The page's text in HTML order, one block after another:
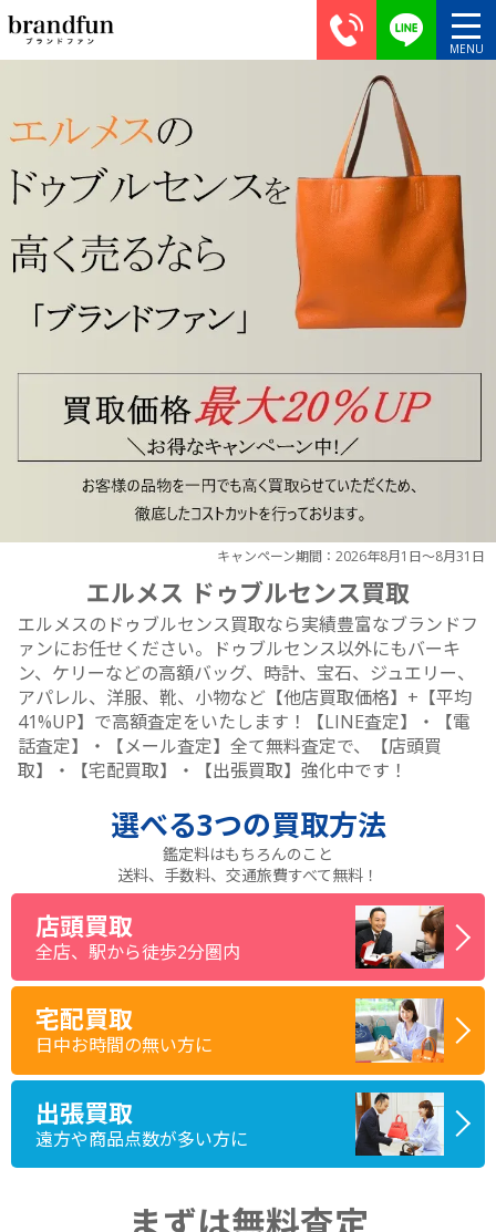
キャンペーン期間：2026年8月1日～8月31日
エルメス ドゥブルセンス買取
エルメスのドゥブルセンス買取なら実績豊富なブランドフ
ァンにお任せください。ドゥブルセンス以外にもバーキ
ン、ケリーなどの高額バッグ、時計、宝石、ジュエリー、
アパレル、洋服、靴、小物など【他店買取価格】+【平均
41%UP】で高額査定をいたします！【LINE査定】・【電
話査定】・【メール査定】全て無料査定で、【店頭買
取】・【宅配買取】・【出張買取】強化中です！
選べる3つの買取方法
鑑定料はもちろんのこと
送料、手数料、交通旅費すべて無料！
店頭買取
全店、駅から徒歩2分圏内
宅配買取
日中お時間の無い方に
出張買取
遠方や商品点数が多い方に